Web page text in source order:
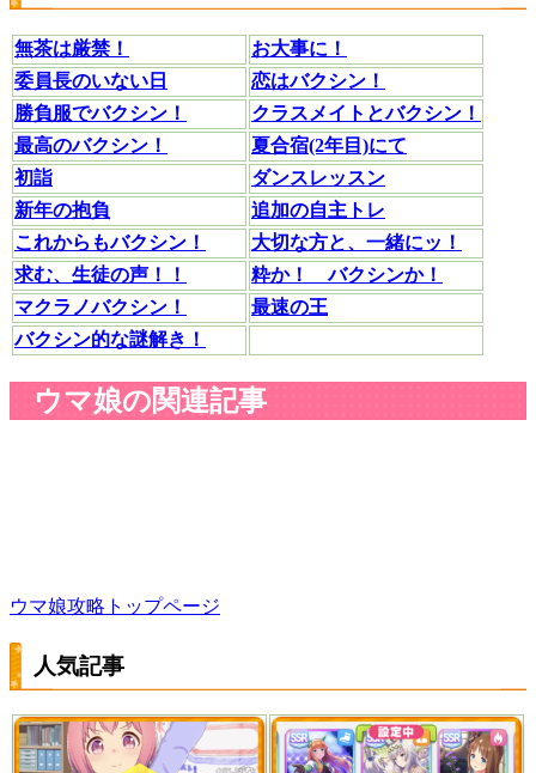
無茶は厳禁！
お大事に！
委員長のいない日
恋はバクシン！
勝負服でバクシン！
クラスメイトとバクシン！
最高のバクシン！
夏合宿(2年目)にて
初詣
ダンスレッスン
新年の抱負
追加の自主トレ
これからもバクシン！
大切な方と、一緒にッ！
求む、生徒の声！！
粋か！ バクシンか！
マクラノバクシン！
最速の王
バクシン的な謎解き！
ウマ娘の関連記事
ウマ娘攻略トップページ
人気記事